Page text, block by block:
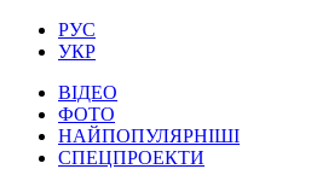
РУС
УКР
ВІДЕО
ФОТО
НАЙПОПУЛЯРНІШІ
СПЕЦПРОЕКТИ